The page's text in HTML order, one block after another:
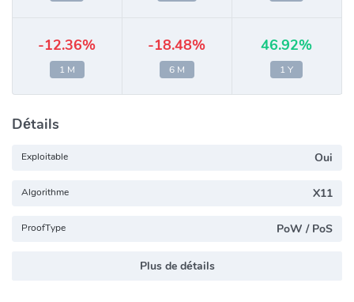
-12.36%
1 M
-18.48%
6 M
46.92%
1 Y
Détails
Exploitable Oui
Algorithme X11
ProofType PoW / PoS
Plus de détails